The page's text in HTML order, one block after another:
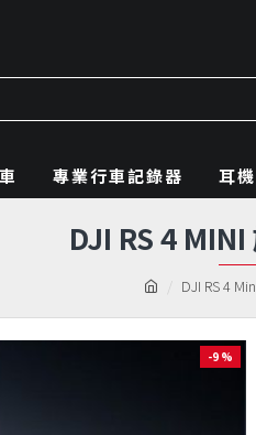
專業行車記錄器 耳
DJI RS 4
DJI RS 4
-9 %